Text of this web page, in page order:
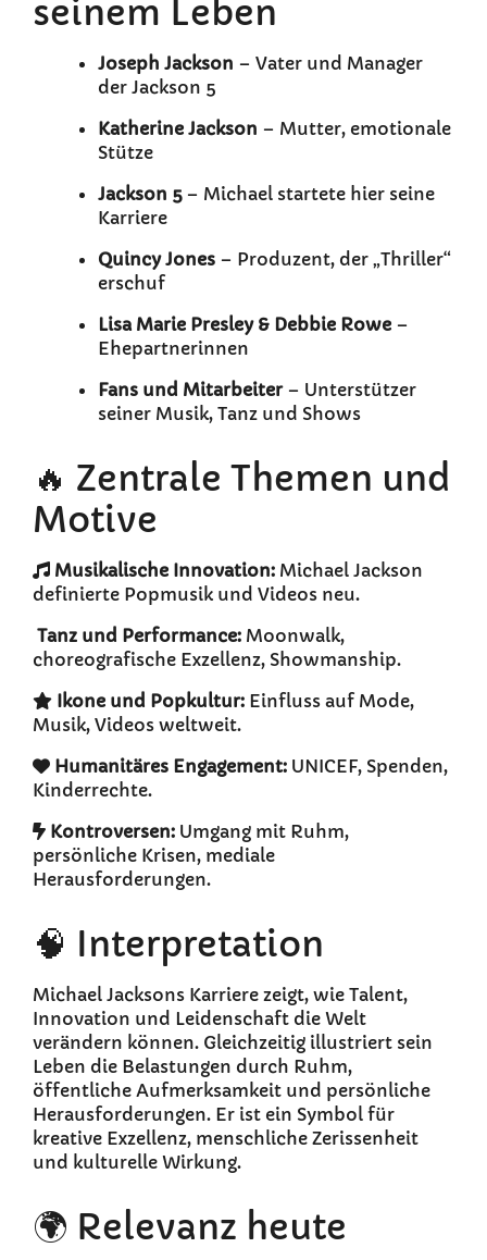
seinem Leben
Joseph Jackson – Vater und Manager
der Jackson 5
Katherine Jackson – Mutter, emotionale
Stütze
Jackson 5– Michael startete hier seine
Karriere
Quincy Jones – Produzent, der „Thriller“
erschuf
Lisa Marie Presley & Debbie Rowe –
Ehepartnerinnen
Fans und Mitarbeiter– Unterstützer
seiner Musik, Tanz und Shows
🔥 Zentrale Themen und
Motive
Musikalische Innovation: Michael Jackson
definierte Popmusik und Videos neu.
Tanz und Performance: Moonwalk,
choreografische Exzellenz, Showmanship.
Ikone und Popkultur: Einfluss auf Mode,
Musik, Videos weltweit.
Humanitäres Engagement: UNICEF, Spenden,
Kinderrechte.
Kontroversen: Umgang mit Ruhm,
persönliche Krisen, mediale
Herausforderungen.
🧠 Interpretation
Michael Jacksons Karriere zeigt, wie Talent,
Innovation und Leidenschaft die Welt
verändern können. Gleichzeitig illustriert sein
Leben die Belastungen durch Ruhm,
öffentliche Aufmerksamkeit und persönliche
Herausforderungen. Er ist ein Symbol für
kreative Exzellenz, menschliche Zerissenheit
und kulturelle Wirkung.
🌍 Relevanz heute